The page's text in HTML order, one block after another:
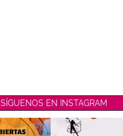
SÍGUENOS EN INSTAGRAM